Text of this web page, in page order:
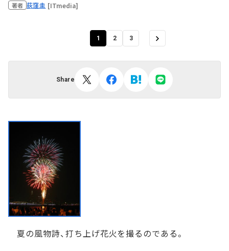
著者 荻窪圭 [ITmedia]
1 2 3
Share
夏の風物詩、打ち上げ花火を撮るのである。